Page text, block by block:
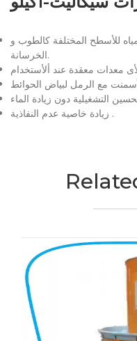
للأسطح المختلفة كالطوب و
الخرسانة.
زيادة خاصية عدم النفاذية .